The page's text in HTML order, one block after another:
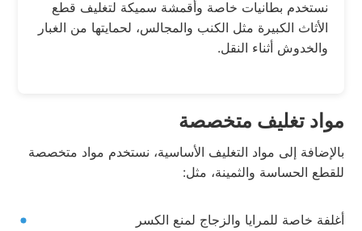
نستخدم بطانيات خاصة وأقمشة سميكة لتغليف قطع
الأثاث الكبيرة مثل الكنب والمجالس، لحمايتها من الغبار
والخدوش أثناء النقل.
مواد تغليف متخصصة
بالإضافة إلى مواد التغليف الأساسية، نستخدم مواد متخصصة
للقطع الحساسة والثمينة، مثل:
أغلفة خاصة للمرايا والزجاج لمنع الكسر